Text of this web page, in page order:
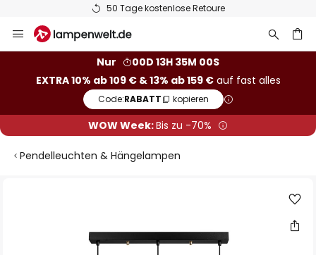
50 Tage kostenlose Retoure
Inhalt
Nur
00D 13H 34M 59S
EXTRA 10% ab 109 € & 13% ab 159 €auf fast alles
Code:RABATT kopieren
WOW Week:Bis zu -70%
Pendelleuchten & Hängelampen